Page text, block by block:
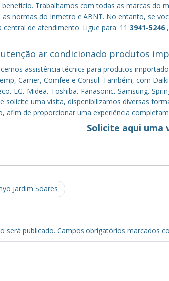
benefício. Trabalhamos com todas as marcas do
as normas do Inmetro e ABNT. No entanto, se
central de atendimento. Ligue para: 113941-5246
ar condicionado produtos
assistência técnica para produtos
Carrier, Comfee e Consul. Também, com
LG, Midea, Toshiba, Panasonic, Samsung,
solicite uma visita, disponibilizamos diversas
afim de proporcionar uma experiência
Solicite aqui uma
Jardim Soares
será publicado. Campos obrigatórios marcados